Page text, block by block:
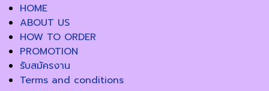
HOME
ABOUT US
HOW TO ORDER
PROMOTION
รับสมัครงาน
Terms and conditions